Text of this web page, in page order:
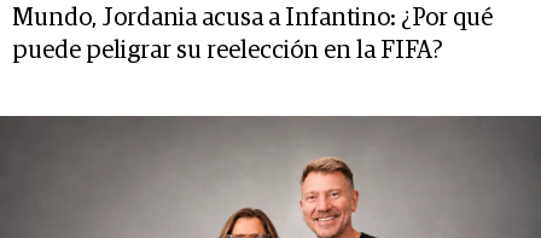
Mundo, Jordania acusa a Infantino: ¿Por qué
puede peligrar su reelección en la FIFA?